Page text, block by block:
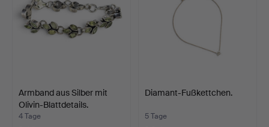
Armband aus Silber mit
Olivin-Blattdetails.
4 Tage
Diamant-Fußkettchen.
5 Tage